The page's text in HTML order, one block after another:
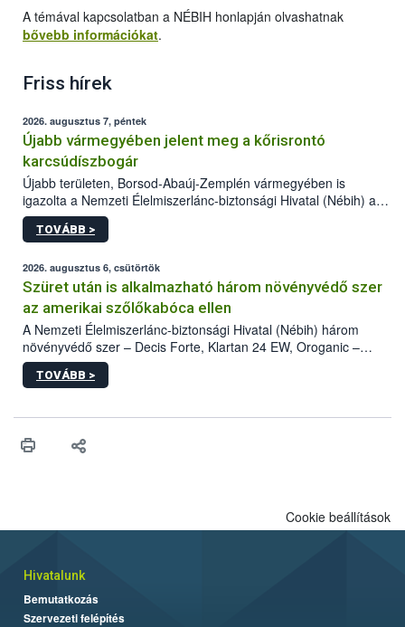
A témával kapcsolatban a NÉBIH honlapján olvashatnak
bővebb információkat.
Friss hírek
2026. augusztus 7, péntek
Újabb vármegyében jelent meg a kőrisrontó
karcsúdíszbogár
Újabb területen, Borsod-Abaúj-Zemplén vármegyében is
igazolta a Nemzeti Élelmiszerlánc-biztonsági Hivatal (Nébih) a
kőrisrontó karcsúdíszbogár (Agrilus planipennis) jelenlétét. A
kártevőt nem csak színcsapdában találták meg, de már fertőzött
az intenzív felderítést, emellett az intézkedéseket a szlovák
hatósággal is összehangolják a terjedés megállítása érdekében.
TOVÁBB >
2026. augusztus 6, csütörtök
Szüret után is alkalmazható három növényvédő szer
az amerikai szőlőkabóca ellen
A Nemzeti Élelmiszerlánc-biztonsági Hivatal (Nébih) három
növényvédő szer – Decis Forte, Klartan 24 EW, Oroganic –
engedélyokiratát módosította, így azok a szüretet követően,
egészen a vesszőérettség (BBCH 91) stádiumáig
érésű szőlőkben is legyen lehetőség a károsító elleni további
felhasználók számára is elérhető és ökológiai termesztésben is
TOVÁBB >
Cookie beállítások
Hivatalunk
Bemutatkozás
Szervezeti felépítés